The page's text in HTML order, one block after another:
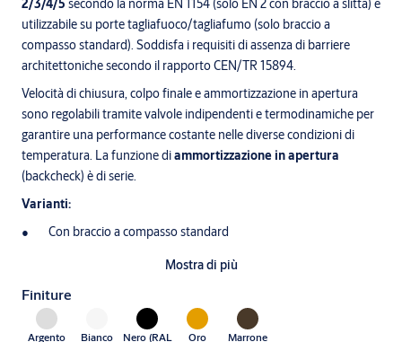
2/3/4/5 secondo la norma EN 1154 (solo EN 2 con braccio a slitta) e
utilizzabile su porte tagliafuoco/tagliafumo (solo braccio a
compasso standard). Soddisfa i requisiti di assenza di barriere
architettoniche secondo il rapporto CEN/TR 15894.
Velocità di chiusura, colpo finale e ammortizzazione in apertura
sono regolabili tramite valvole indipendenti e termodinamiche per
garantire una performance costante nelle diverse condizioni di
temperatura. La funzione diammortizzazione in apertura
(backcheck) è di serie.
Varianti:
Con braccio a compasso standard
Con braccio a compasso con fermo
Finiture:
Argento EV1; Bianco tipo RAL9016; Nero tipo RAL9005;
Oro tipo RAL1004. Altre finiture possono essere disponibili su
Mostra di più
Finiture
Argento Bianco Nero (RAL Oro Marrone